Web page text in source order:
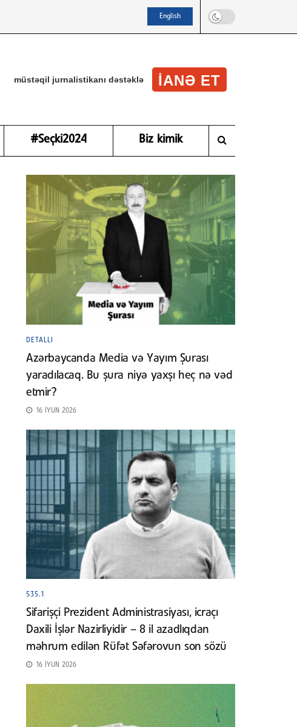
English
müstəqil jurnalistikanı dəstəklə IANƏ ET
#Seçki2024 Biz kimik
DETALLI
Azərbaycanda Media və Yayım Şurası
yaradılacaq. Bu şura niyə yaxşı heç nə vəd
etmir?
16 İYUN 2026
535.1
Sifarişçi Prezident Administrasiyası, icraçı
Daxili İşlər Nazirliyidir – 8 il azadlıqdan
məhrum edilən Rüfət Səfərovun son sözü
16 İYUN 2026